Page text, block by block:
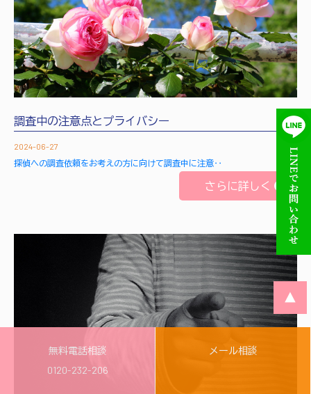
調査中の注意点とプライバシー
2024-06-27
探偵への調査依頼をお考えの方に向けて調査中に注意‥
さらに詳しく
▲
無料電話相談
0120-232-206
メール相談